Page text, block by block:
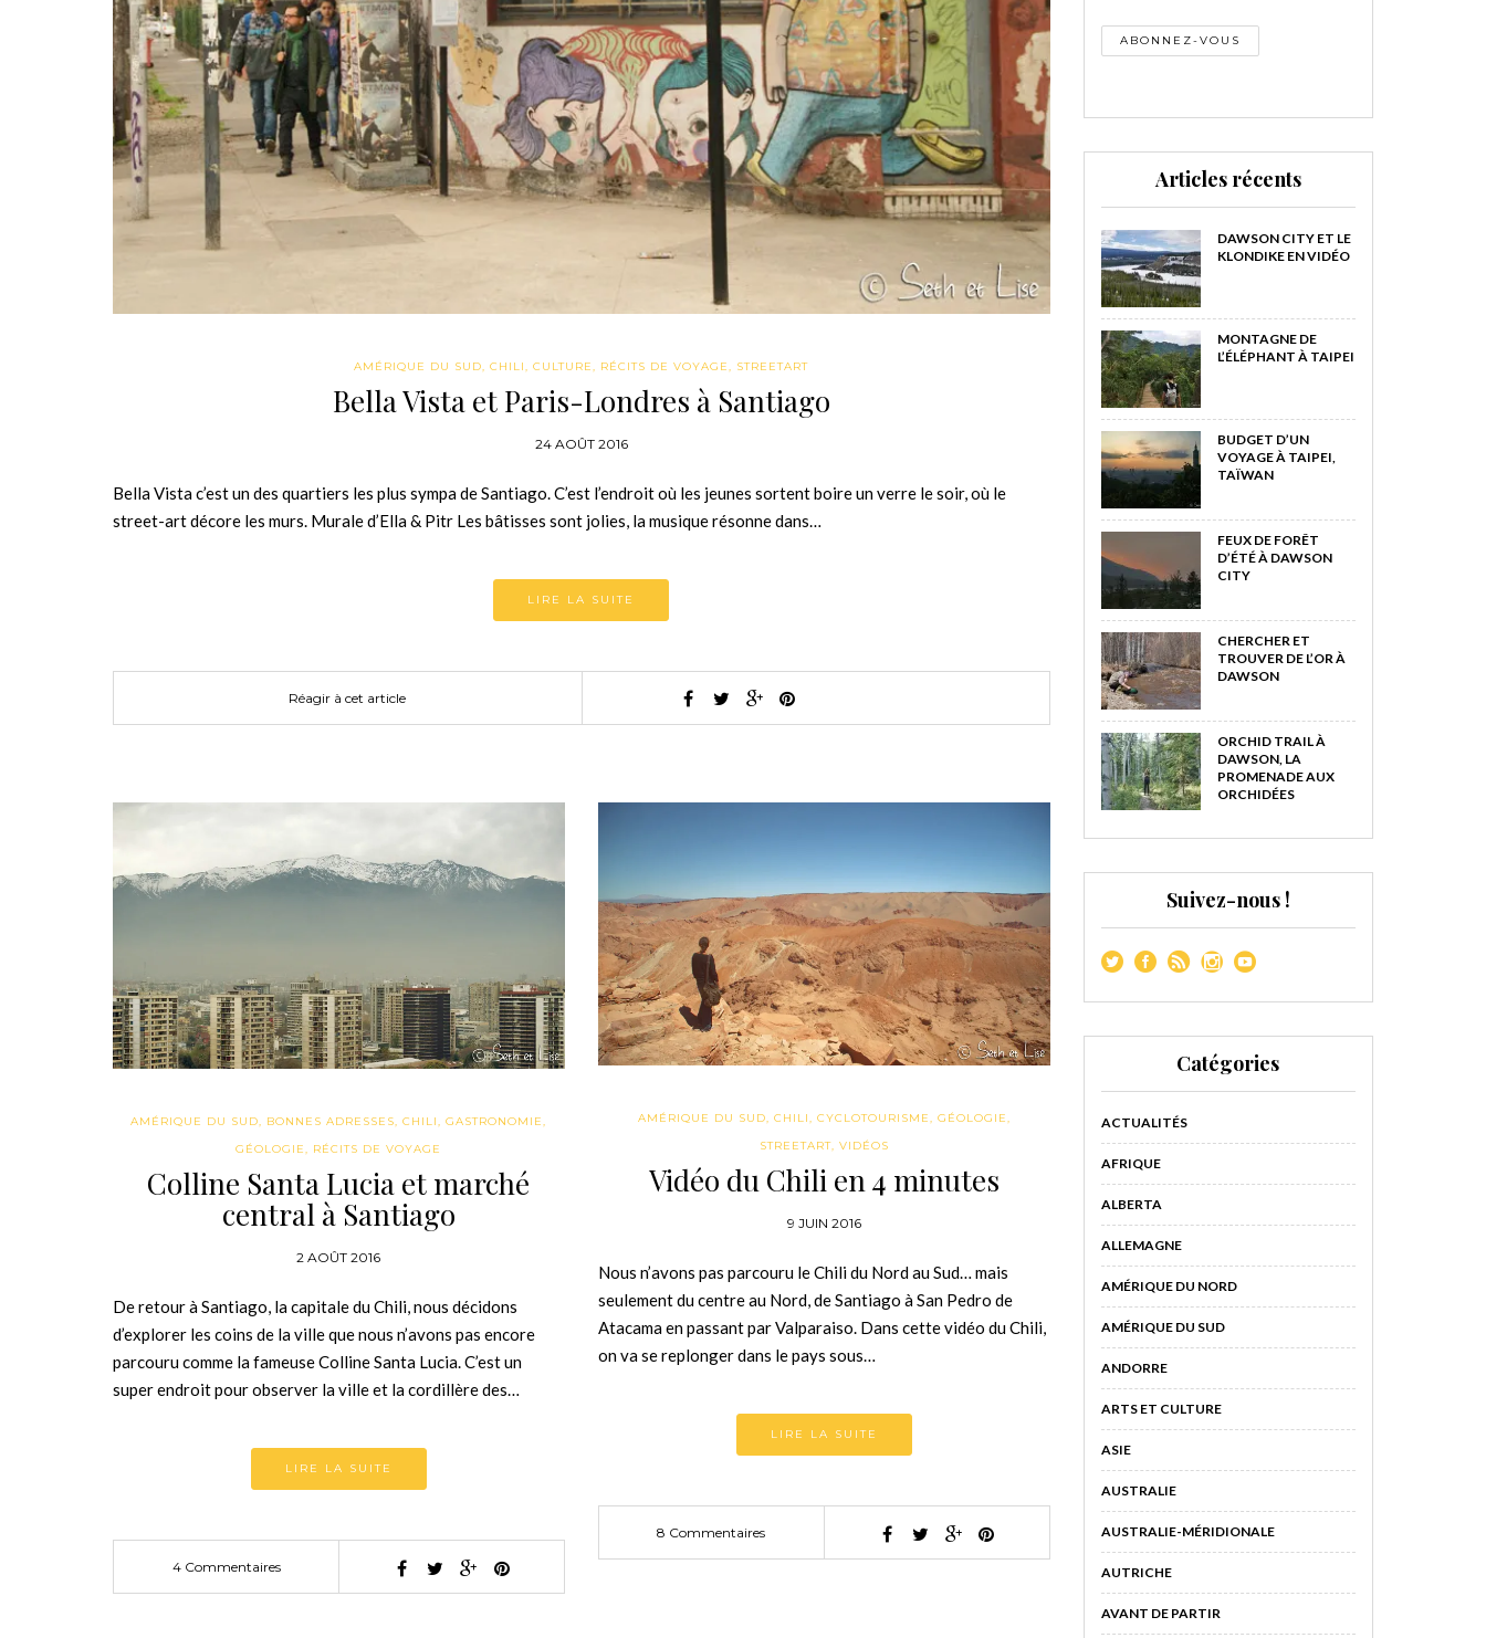
AMÉRIQUE DU SUD,CHILI,CULTURE, RÉCITS DE VOYAGE, STREETART
Bella Vista et Paris-Londres à Santiago
24 AOÛT 2016
Bella Vista c’est un des quartiers les plus sympa de Santiago. C’est l’endroit où les jeunes sortent boire un verre le soir, où le
street-art décore les murs. Murale d’Ella & Pitr Les bâtisses sont jolies, la musique résonne dans…
LIRE LA SUITE
Réagir à cet article
AMÉRIQUE DU SUD, BONNES ADRESSES,CHILI,GASTRONOMIE,
GÉOLOGIE, RÉCITS DE VOYAGE
Colline Santa Lucia et marché
central à Santiago
2 AOÛT 2016
De retour à Santiago, la capitale du Chili, nous décidons
d’explorer les coins de la ville que nous n’avons pas encore
parcouru comme la fameuse Colline Santa Lucia. C’est un
super endroit pour observer la ville et la cordillère des…
LIRE LA SUITE
4 Commentaires
AMÉRIQUE DU SUD, CHILI, CYCLOTOURISME, GÉOLOGIE,
STREETART, VIDÉOS
Vidéo du Chili en 4 minutes
9 JUIN 2016
Nous n’avons pas parcouru le Chili du Nord au Sud… mais
seulement du centre au Nord, de Santiago à San Pedro de
Atacama en passant par Valparaiso. Dans cette vidéo du Chili,
on va se replonger dans le pays sous…
LIRE LA SUITE
8 Commentaires
Articles récents
DAWSON CITY ET LE
KLONDIKE EN VIDÉO
MONTAGNE DE
L’ÉLÉPHANT À TAIPEI
BUDGET D’UN
VOYAGE À TAIPEI,
TAÏWAN
FEUX DE FORÊT
D’ÉTÉ À DAWSON
CITY
CHERCHER ET
TROUVER DE L’OR À
DAWSON
ORCHID TRAIL À
DAWSON, LA
PROMENADE AUX
ORCHIDÉES
Suivez-nous !
Catégories
ACTUALITÉS
AFRIQUE
ALBERTA
ALLEMAGNE
AMÉRIQUE DU NORD
AMÉRIQUE DU SUD
ANDORRE
ARTS ET CULTURE
ASIE
AUSTRALIE
AUSTRALIE-MÉRIDIONALE
AUTRICHE
AVANT DE PARTIR